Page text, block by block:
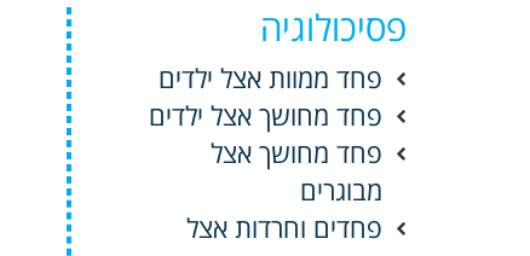
פסיכולוגיה
פחד ממוות אצל ילדים
פחד מחושך אצל ילדים
פחד מחושך אצל
מבוגרים
פחדים וחרדות אצל